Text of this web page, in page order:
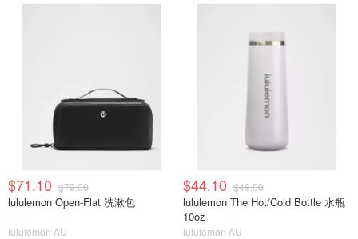
$71.10 $79.00
lululemon Open-Flat 洗漱包
lululemon AU
$44.10 $49.00
lululemon The Hot/Cold Bottle 水瓶
10oz
lululemon AU